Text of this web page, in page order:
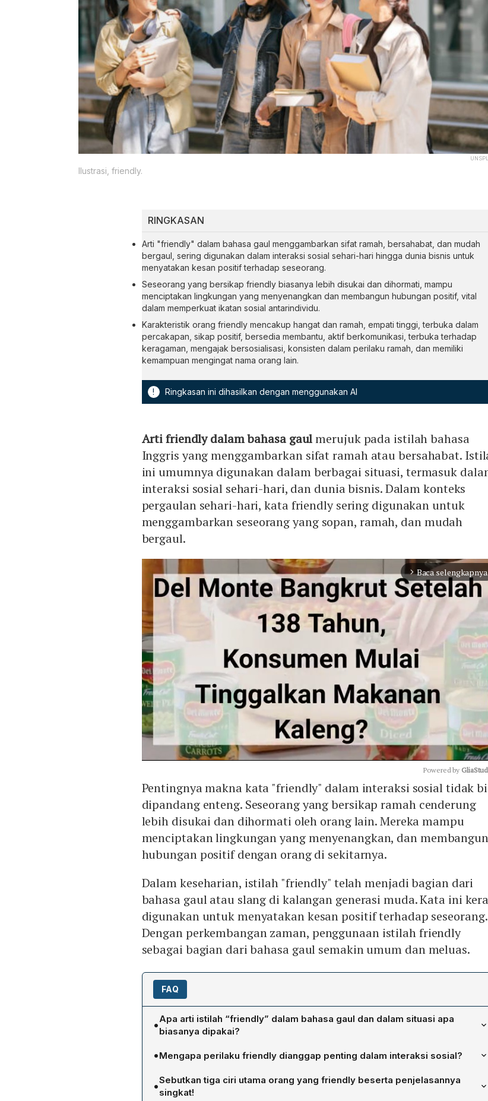
Ilustrasi, friendly.
RINGKASAN
Arti "friendly" dalam bahasa gaul menggambarkan sifat ramah, bersahabat, dan mudah
bergaul, sering digunakan dalam interaksi sosial sehari-hari hingga dunia bisnis untuk
menyatakan kesan positif terhadap seseorang.
Seseorang yang bersikap friendly biasanya lebih disukai dan dihormati, mampu
menciptakan lingkungan yang menyenangkan dan membangun hubungan positif, vital
dalam memperkuat ikatan sosial antarindividu.
Karakteristik orang friendly mencakup hangat dan ramah, empati tinggi, terbuka dalam
percakapan, sikap positif, bersedia membantu, aktif berkomunikasi, terbuka terhadap
keragaman, mengajak bersosialisasi, konsisten dalam perilaku ramah, dan memiliki
kemampuan mengingat nama orang lain.
! Ringkasan ini dihasilkan dengan menggunakan AI
Arti friendly dalam bahasa gaulmerujuk pada istilah bahasa
Inggris yang menggambarkan sifat ramah atau bersahabat.
ini umumnya digunakan dalam berbagai situasi, termasuk
interaksi sosial sehari-hari, dan dunia bisnis. Dalam konteks
pergaulan sehari-hari, kata friendly sering digunakan untuk
menggambarkan seseorang yang sopan, ramah, dan mudah
bergaul.
arrow_forward_ios Baca selengkapnya
Mute
Powered by
Pentingnya makna kata "friendly" dalam interaksi sosial tidak
dipandang enteng. Seseorang yang bersikap ramah cenderung
lebih disukai dan dihormati oleh orang lain. Mereka mampu
menciptakan lingkungan yang menyenangkan, dan membangun
hubungan positif dengan orang di sekitarnya.
Dalam keseharian, istilah "friendly" telah menjadi bagian dari
bahasa gaul atau slang di kalangan generasi muda. Kata ini
digunakan untuk menyatakan kesan positif terhadap seseorang.
Dengan perkembangan zaman, penggunaan istilah friendly
sebagai bagian dari bahasa gaul semakin umum dan meluas.
FAQ
•Apa arti istilah “friendly” dalam bahasa gaul dan dalam situasi apa
biasanya dipakai?
Dalam bahasa gaul, “friendly” berarti bersahabat, ramah, dan mudah bergaul. Istilah
ini dipinjam dari bahasa Inggris dan lazim digunakan untuk menilai sikap seseorang
yang sopan, hangat, serta terbuka dalam interaksi sosial. Penggunaannya meluas di
pergaulan sehari-hari, media sosial, hingga lingkungan bisnis, terutama saat
•Mengapa perilaku friendly dianggap penting dalam interaksi sosial?
Perilaku friendly meningkatkan daya tarik pribadi sehingga orang yang bersikap
ramah cenderung lebih disukai dan dihormati. Sikap tersebut menciptakan
•Sebutkan tiga ciri utama orang yang friendly beserta penjelasannya
singkat!